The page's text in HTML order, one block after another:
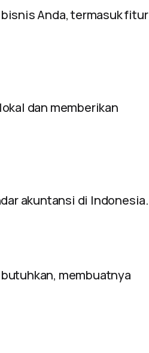
Anda, termasuk fitur
dan memberikan
akuntansi di Indonesia.
membuatnya